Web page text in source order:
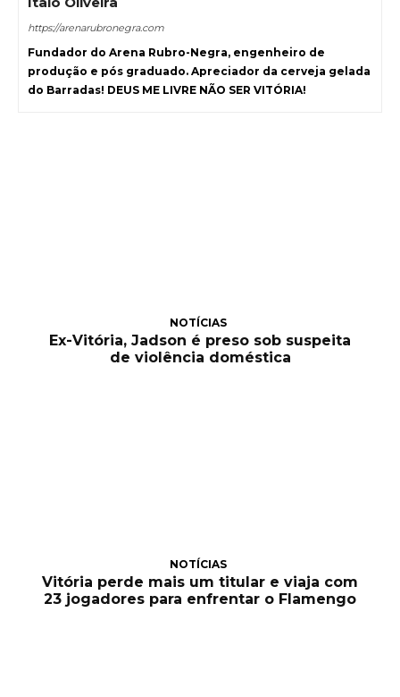
https://arenarubronegra.com
Fundador do Arena Rubro-Negra, engenheiro de
produção e pós graduado. Apreciador da cerveja gelada
do Barradas! DEUS ME LIVRE NÃO SER VITÓRIA!
NOTÍCIAS
Ex-Vitória, Jadson é preso sob suspeita
de violência doméstica
NOTÍCIAS
Vitória perde mais um titular e viaja com
23 jogadores para enfrentar o Flamengo